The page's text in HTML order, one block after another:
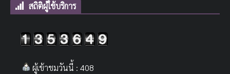
สถิติผู้ใช้บริการ
ผู้เข้าชมวันนี้ : 408